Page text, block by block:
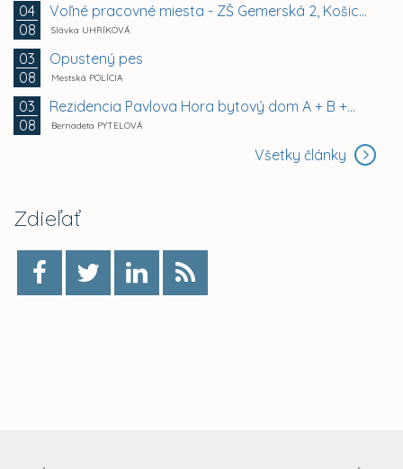
04
08
Voľné pracovné miesta - ZŠ Gemerská 2, Košice -...
Slávka UHRÍKOVÁ
03
08
Opustený pes
Mestská POLÍCIA
03
08
Rezidencia Pavlova Hora bytový dom A + B +...
Bernadeta PYTELOVÁ
Všetky články
Zdieľať